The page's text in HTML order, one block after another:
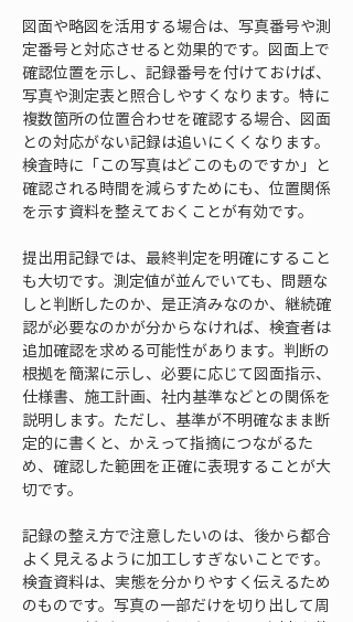
図面や略図を活用する場合は、写真番号や測
定番号と対応させると効果的です。図面上で
確認位置を示し、記録番号を付けておけば、
写真や測定表と照合しやすくなります。特に
複数箇所の位置合わせを確認する場合、図面
との対応がない記録は追いにくくなります。
検査時に「この写真はどこのものですか」と
確認される時間を減らすためにも、位置関係
を示す資料を整えておくことが有効です。
提出用記録では、最終判定を明確にすること
も大切です。測定値が並んでいても、問題な
しと判断したのか、是正済みなのか、継続確
認が必要なのかが分からなければ、検査者は
追加確認を求める可能性があります。判断の
根拠を簡潔に示し、必要に応じて図面指示、
仕様書、施工計画、社内基準などとの関係を
説明します。ただし、基準が不明確なまま断
定的に書くと、かえって指摘につながるた
め、確認した範囲を正確に表現することが大
切です。
記録の整え方で注意したいのは、後から都合
よく見えるように加工しすぎないことです。
検査資料は、実態を分かりやすく伝えるため
のものです。写真の一部だけを切り出して周